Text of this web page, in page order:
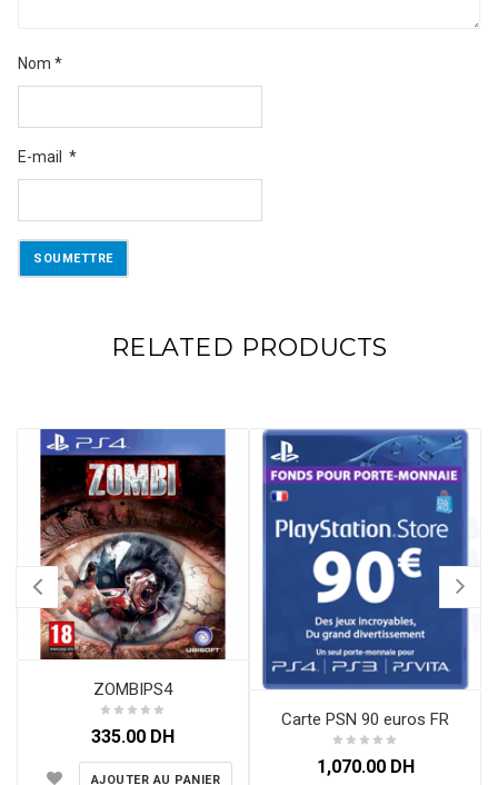
Nom *
E-mail *
RELATED PRODUCTS
ZOMBIPS4
335.00 DH
AJOUTER AU PANIER
Carte PSN 90 euros FR
1,070.00 DH